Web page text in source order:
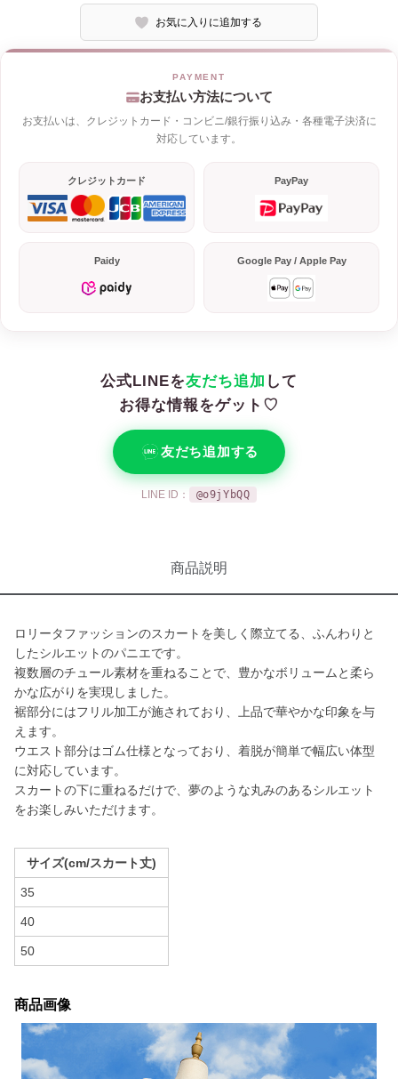
お気に入りに追加する
お支払い方法について
お支払いは、クレジットカード・コンビニ/銀行振り込み・各種電子決済に
対応しています。
クレジットカード PayPay
Paidy Google Pay / Apple Pay
公式LINEを友だち追加 して
お得な情報をゲット♡
友だち追加する
LINE ID： @o9jYbQQ
商品説明
ロリータファッションのスカートを美しく際立てる、ふんわりと
したシルエットのパニエです。
複数層のチュール素材を重ねることで、豊かなボリュームと柔ら
かな広がりを実現しました。
裾部分にはフリル加工が施されており、上品で華やかな印象を与
えます。
ウエスト部分はゴム仕様となっており、着脱が簡単で幅広い体型
に対応しています。
スカートの下に重ねるだけで、夢のような丸みのあるシルエット
をお楽しみいただけます。
サイズ(cm/スカート丈)
35
40
50
商品画像